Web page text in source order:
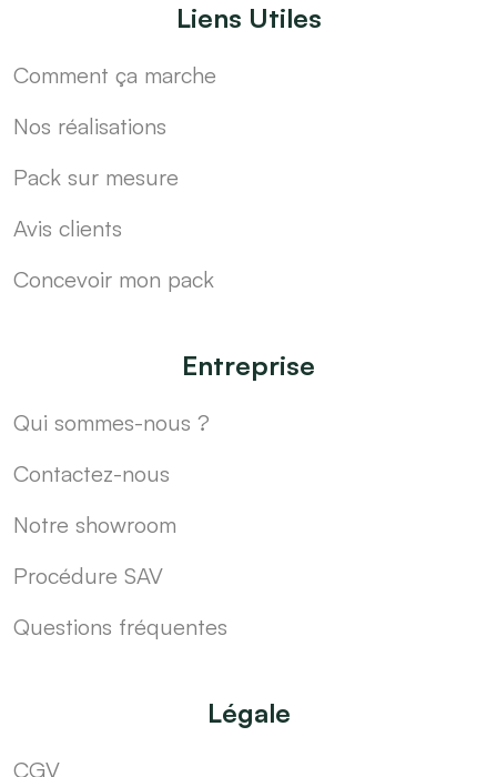
Liens Utiles
Comment ça marche
Nos réalisations
Pack sur mesure
Avis clients
Concevoir mon pack
Entreprise
Qui sommes-nous ?
Contactez-nous
Notre showroom
Procédure SAV
Questions fréquentes
Légale
CGV